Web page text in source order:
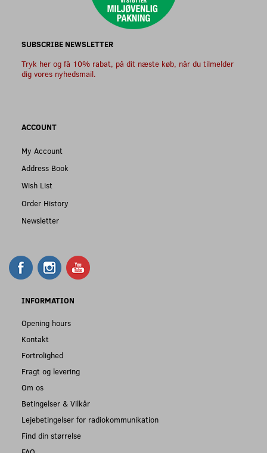
SUBSCRIBE NEWSLETTER
Tryk her og få 10% rabat, på dit næste køb, når du tilmelder
dig vores nyhedsmail.
ACCOUNT
My Account
Address Book
Wish List
Order History
Newsletter
INFORMATION
Opening hours
Kontakt
Fortrolighed
Fragt og levering
Om os
Betingelser & Vilkår
Lejebetingelser for radiokommunikation
Find din størrelse